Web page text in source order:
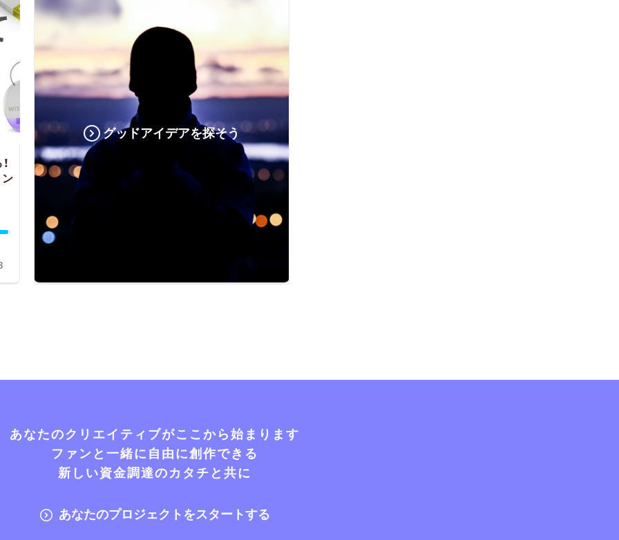
グッドアイデアを探そう
あなたのクリエイティブがここから始まります
ファンと一緒に自由に創作できる
新しい資金調達のカタチと共に
あなたのプロジェクトをスタートする